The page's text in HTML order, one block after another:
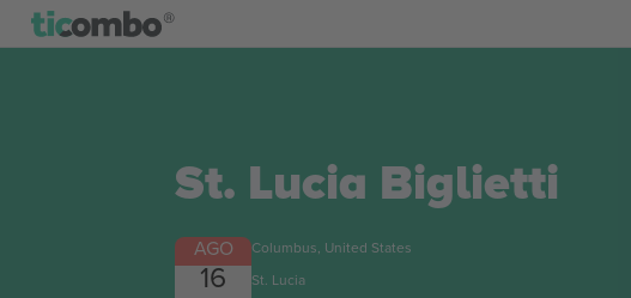
St. Lucia Biglietti
AGO
16
Columbus, United States
St. Lucia